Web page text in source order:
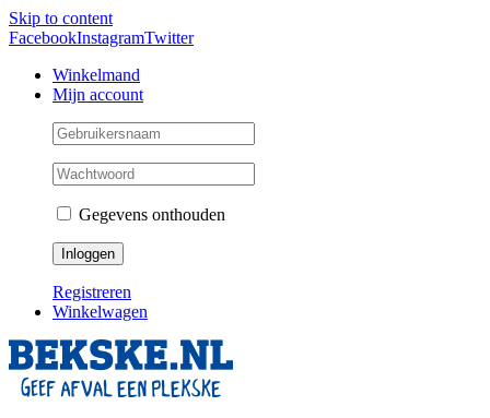
Skip to content
FacebookInstagramTwitter
Winkelmand
Mijn account
Gegevens onthouden
Registreren
Winkelwagen